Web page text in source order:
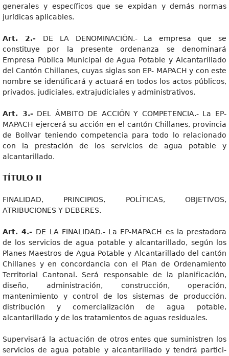
generales y específicos que se expidan y demás normas
jurídicas aplicables.
Art. 2.- DE LA DENOMINACIÓN.- La empresa que se
constituye por la presente ordenanza se denominará
Empresa Pública Municipal de Agua Potable y Alcantarillado
del Cantón Chillanes, cuyas siglas son EP- MAPACH y con este
nombre se identificará y actuará en todos los actos públicos,
privados, judiciales, extrajudiciales y administrativos.
Art. 3.- DEL ÁMBITO DE ACCIÓN Y COMPETENCIA.- La EP-
MAPACH ejercerá su acción en el cantón Chillanes, provincia
de Bolívar teniendo competencia para todo lo relacionado
con la prestación de los servicios de agua potable y
alcantarillado.
TÍTULO II
FINALIDAD, PRINCIPIOS, POLÍTICAS, OBJETIVOS,
ATRIBUCIONES Y DEBERES.
Art. 4.- DE LA FINALIDAD.- La EP-MAPACH es la prestadora
de los servicios de agua potable y alcantarillado, según los
Planes Maestros de Agua Potable y Alcantarillado del cantón
Chillanes y en concordancia con el Plan de Ordenamiento
Territorial Cantonal. Será responsable de la planificación,
diseño, administración, construcción, operación,
mantenimiento y control de los sistemas de producción,
distribución y comercialización de agua potable,
alcantarillado y de los tratamientos de aguas residuales.
Supervisará la actuación de otros entes que suministren los
servicios de agua potable y alcantarillado y tendrá partici-